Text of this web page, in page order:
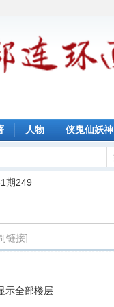
人物 侠鬼仙妖神
期249
链接]
示全部楼层